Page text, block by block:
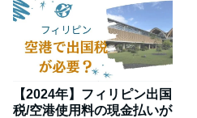
【2024年】フィリピン出国
税/空港使用料の現金払いが